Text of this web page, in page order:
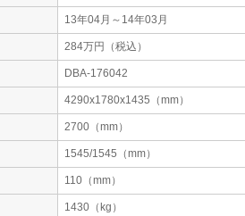
13年04月～14年03月
284万円（税込）
DBA-176042
4290x1780x1435（mm）
2700（mm）
1545/1545（mm）
110（mm）
1430（kg）